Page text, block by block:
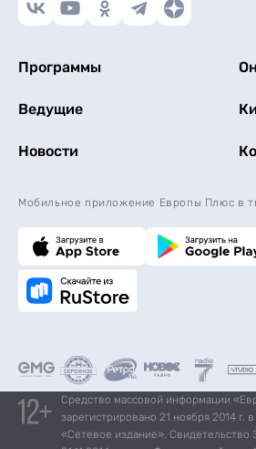
Программы
Ведущие
Новости
Мобильное приложение Европы Плюс в
Средство массовой информации
зарегистрировано 21 ноября 2014 г.
«Сетевое издание».